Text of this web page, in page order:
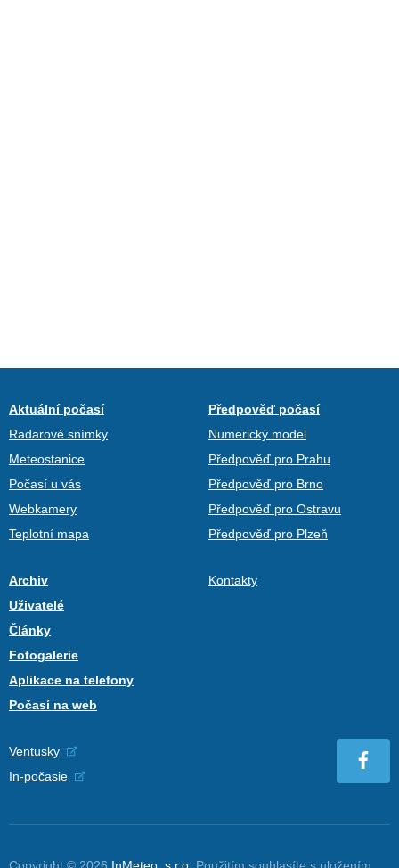
Aktuální počasí
Radarové snímky
Meteostanice
Počasí u vás
Webkamery
Teplotní mapa
Předpověď počasí
Numerický model
Předpověď pro Prahu
Předpověď pro Brno
Předpověď pro Ostravu
Předpověď pro Plzeň
Archiv
Uživatelé
Články
Fotogalerie
Aplikace na telefony
Počasí na web
Kontakty
Ventusky
In-počasie
Copyright © 2026 InMeteo, s.r.o. Použitím souhlasíte s uložením